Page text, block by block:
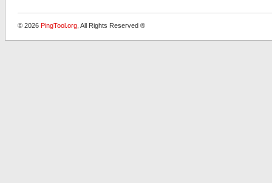
© 2026 PingTool.org , All Rights Reserved ®